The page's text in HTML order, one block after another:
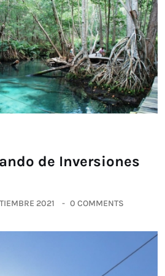
de Inversiones
2021 0 COMMENTS